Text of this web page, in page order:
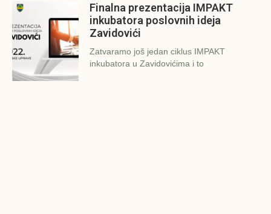
Finalna prezentacija IMPAKT
inkubatora poslovnih ideja
Zavidovići
Zatvaramo još jedan ciklus IMPAKT
inkubatora u Zavidovićima i to